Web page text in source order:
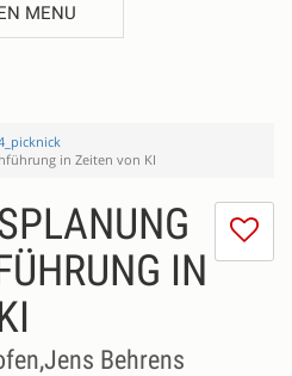
MENU
in Zeiten von KI
I
IN
Behrens